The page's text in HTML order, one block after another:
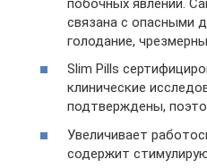
связана с опасными
голодание,
Slim Pills
клинические
подтверждены,
Увеличивает
содержит